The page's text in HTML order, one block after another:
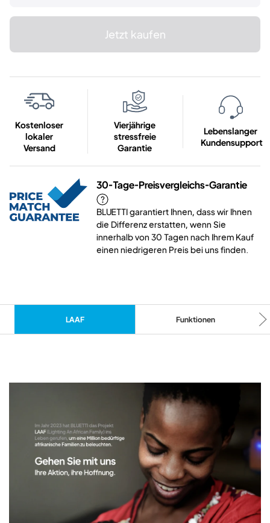
Jetzt kaufen
Kostenloser
lokaler
Versand
Vierjährige
stressfreie
Garantie
Lebenslanger
Kundensupport
30-Tage-Preisvergleichs-Garantie
BLUETTI garantiert Ihnen, dass wir Ihnen
die Differenz erstatten, wenn Sie
innerhalb von 30 Tagen nach Ihrem Kauf
einen niedrigeren Preis bei uns finden.
LAAF Funktionen